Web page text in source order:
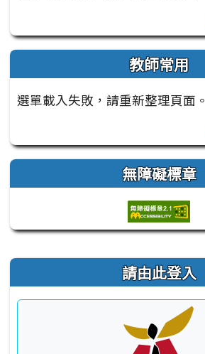
教師常用
選單載入失敗，請重新整理頁面。
無障礙標章
右邊區域內容 請由此登入